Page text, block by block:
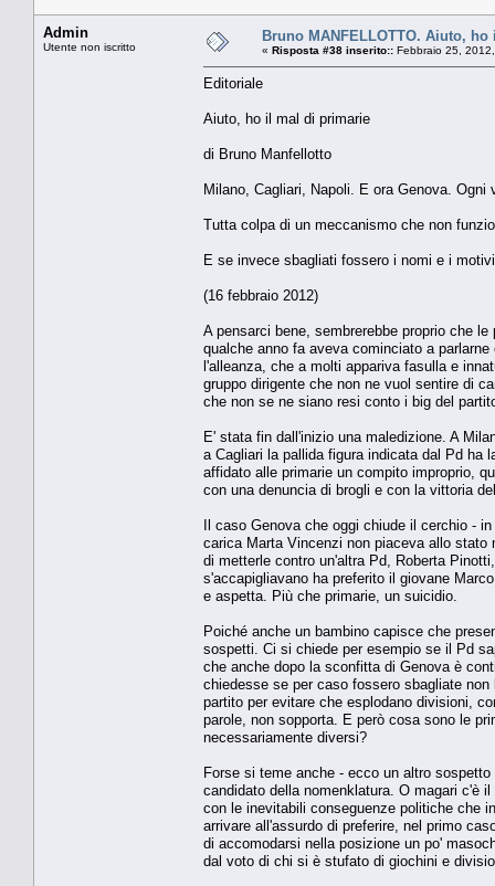
Admin
Utente non iscritto
Bruno MANFELLOTTO. Aiuto,
« Risposta #38 inserito:: Febbraio 25,
Editoriale
Aiuto, ho il mal di primarie
di Bruno Manfellotto
Milano, Cagliari, Napoli. E ora Genova.
Tutta colpa di un meccanismo che non
E se invece sbagliati fossero i nomi e i
(16 febbraio 2012)
A pensarci bene, sembrerebbe proprio che
qualche anno fa aveva cominciato a
l'alleanza, che a molti appariva fasulla e
gruppo dirigente che non ne vuol sentire di
che non se ne siano resi conto i big del
E' stata fin dall'inizio una maledizione. A
a Cagliari la pallida figura indicata dal Pd ha
affidato alle primarie un compito improprio,
con una denuncia di brogli e con la vittoria
Il caso Genova che oggi chiude il cerchio -
carica Marta Vincenzi non piaceva allo stato
di metterle contro un'altra Pd, Roberta
s'accapigliavano ha preferito il giovane
e aspetta. Più che primarie, un suicidio.
Poiché anche un bambino capisce che
sospetti. Ci si chiede per esempio se il Pd
che anche dopo la sconfitta di Genova è
chiedesse se per caso fossero sbagliate
partito per evitare che esplodano divisioni,
parole, non sopporta. E però cosa sono le
necessariamente diversi?
Forse si teme anche - ecco un altro
candidato della nomenklatura. O magari c'è
con le inevitabili conseguenze politiche che
arrivare all'assurdo di preferire, nel primo
di accomodarsi nella posizione un po'
dal voto di chi si è stufato di giochini e